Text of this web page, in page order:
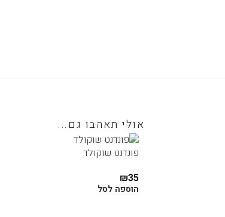
אולי תאהבו גם...
פונדנט שוקולד
₪35
הוספה לסל